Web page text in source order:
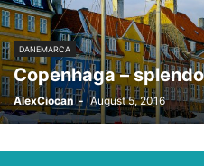
DANEMARCA
Copenhaga –
AlexCiocan - August 5, 2016